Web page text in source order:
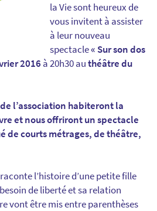
la Vie sont heureux de
vous invitent à assister
à leur nouveau
spectacle« Sur son dos
2016 à 20h30 authéâtre du
l’association habiteront la
etnous offriront un spectacle
de courts métrages, de théâtre,
l’histoire d’une petite fille
de liberté et sa relation
vont être mis entre parenthèses